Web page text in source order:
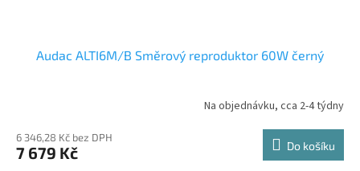
Audac ALTI6M/B Směrový reproduktor 60W černý
Na objednávku, cca 2-4 týdny
6 346,28 Kč bez DPH
7 679 Kč Do košíku